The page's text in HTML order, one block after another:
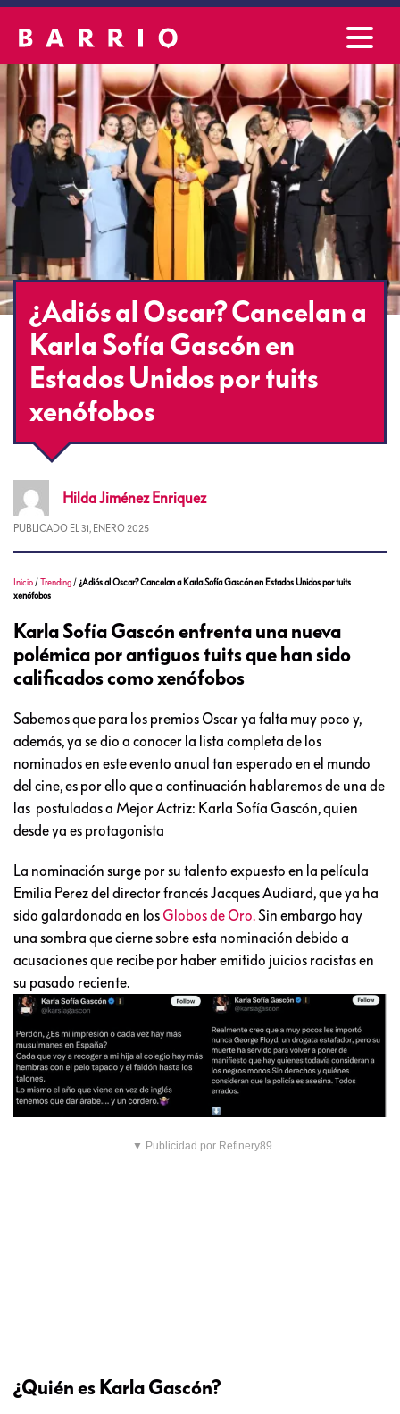
¿Adiós al Oscar? Cancelan a
Karla Sofía Gascón en
Estados Unidos por tuits
xenófobos
HildaJiménez Enriquez
PUBLICADO EL 31, ENERO 2025
Inicio /Trending /¿Adiós al Oscar? Cancelan a Karla Sofía Gascón en Estados Unidos por tuits
xenófobos
Karla Sofía Gascón enfrenta una nueva
polémica por antiguos tuits que han sido
calificados como xenófobos
Sabemos que para los premios Oscar ya falta muy poco y,
además, ya se dio a conocer la lista completa de los
nominados en este evento anual tan esperado en el mundo
del cine, es por ello que a continuación hablaremos de una de
las postuladas a Mejor Actriz: Karla Sofía Gascón, quien
desde ya es protagonista
La nominación surge por su talento expuesto en la película
Emilia Perez del director francés Jacques Audiard, que ya ha
sido galardonada en los Globos de Oro.Sin embargo hay
una sombra que cierne sobre esta nominación debido a
acusaciones que recibe por haber emitido juicios racistas en
su pasado reciente.
▼ Publicidad por Refinery89
¿Quién es Karla Gascón?